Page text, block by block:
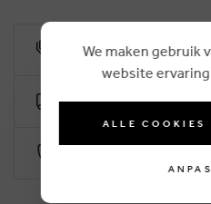
10% Treuerabatt
Kostenlose Lieferung ab
We maken gebruik
website
ALLE COOKIES